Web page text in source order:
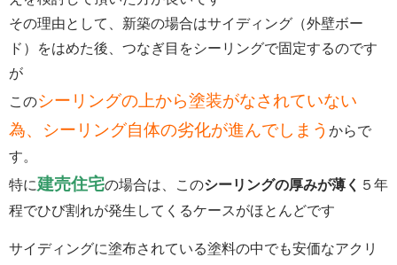
その理由として、新築の場合はサイディング（外壁ボー
ド）をはめた後、つなぎ目をシーリングで固定するのです
が
このシーリングの上から塗装がなされていない
為、シーリング自体の劣化が進んでしまう からで
す。
特に建売住宅の場合は、このシーリングの厚みが薄く ５年
程でひび割れが発生してくるケースがほとんどです
サイディングに塗布されている塗料の中でも安価なアクリ